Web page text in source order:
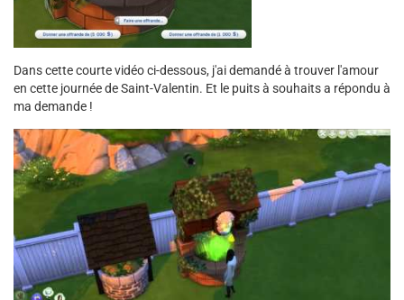
Dans cette courte vidéo ci-dessous, j'ai demandé à trouver l'amour
en cette journée de Saint-Valentin. Et le puits à souhaits a répondu à
ma demande !